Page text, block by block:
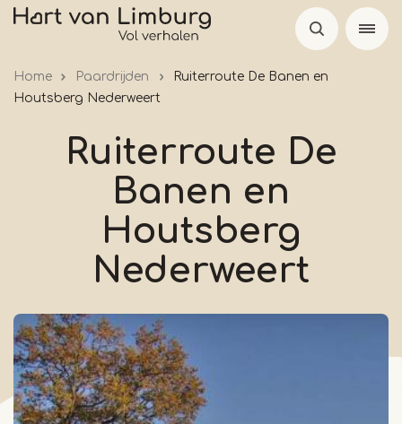
Overslaan
Home Paardrijden
Ruiterroute De Banen en
Houtsberg Nederweert
Ruiterroute De
Banen en
Houtsberg
Nederweert